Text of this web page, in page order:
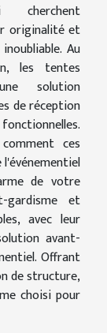
cherchent
originalité et
Au
les tentes
solution
de réception
ces
de votre
gardisme et
avec leur
avant-
Offrant
de structure,
choisi pour